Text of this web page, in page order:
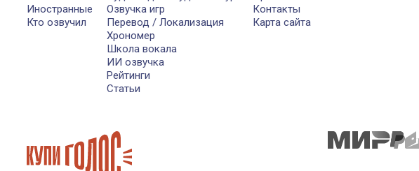
Иностранные
Кто озвучил
Озвучка игр
Перевод / Локализация
Хрономер
Школа вокала
ИИ озвучка
Рейтинги
Статьи
Контакты
Карта сайта